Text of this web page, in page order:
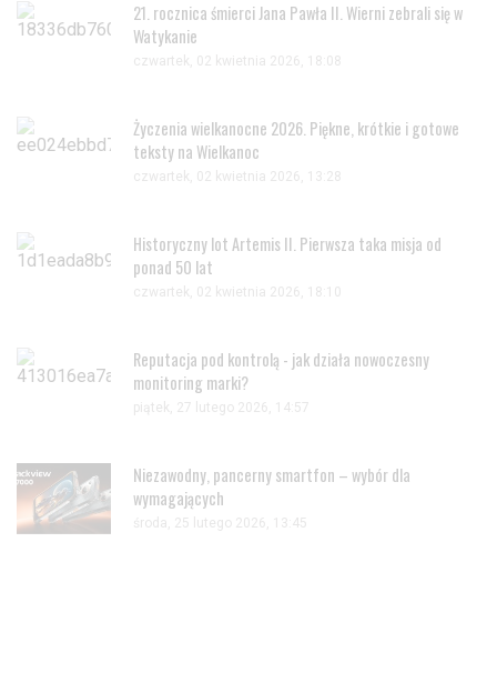
21. rocznica śmierci Jana Pawła II. Wierni zebrali się w
Watykanie
czwartek, 02 kwietnia 2026, 18:08
Życzenia wielkanocne 2026. Piękne, krótkie i gotowe
teksty na Wielkanoc
czwartek, 02 kwietnia 2026, 13:28
Historyczny lot Artemis II. Pierwsza taka misja od
ponad 50 lat
czwartek, 02 kwietnia 2026, 18:10
Reputacja pod kontrolą - jak działa nowoczesny
monitoring marki?
piątek, 27 lutego 2026, 14:57
Niezawodny, pancerny smartfon – wybór dla
wymagających
środa, 25 lutego 2026, 13:45